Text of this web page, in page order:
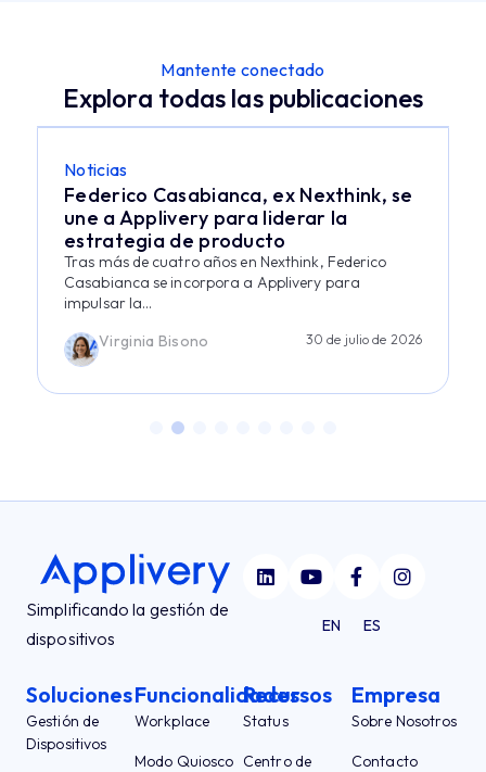
Mantente conectado
Explora todas las publicaciones
Noticias
Federico Casabianca, ex Nexthink, se
une a Applivery para liderar la
estrategia de producto
Tras más de cuatro años en Nexthink, Federico
Casabianca se incorpora a Applivery para
impulsar la...
Virginia Bisono
30 de julio de 2026
Simplificando la gestión de
dispositivos
EN ES
Soluciones
Gestión de
Dispositivos
Funcionalidades
Workplace
Modo Quiosco
Recursos
Status
Centro de
Empresa
Sobre Nosotros
Contacto